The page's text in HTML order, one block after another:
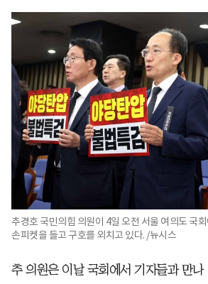
추경호 국민의힘 의원이 4일 오전 서울 여의도 국
손피켓을 들고 구호를 외치고 있다. /뉴시스
추 의원은 이날 국회에서 기자들과 만나